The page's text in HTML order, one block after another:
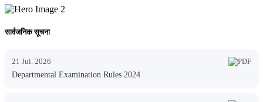
सार्वजनिक सूचना
21 Jul. 2026
Departmental Examination Rules 2024